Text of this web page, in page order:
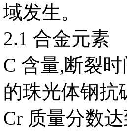
域发生。
2.1 合金元素
C 含量,断裂
的珠光体钢抗
Cr 质量分数